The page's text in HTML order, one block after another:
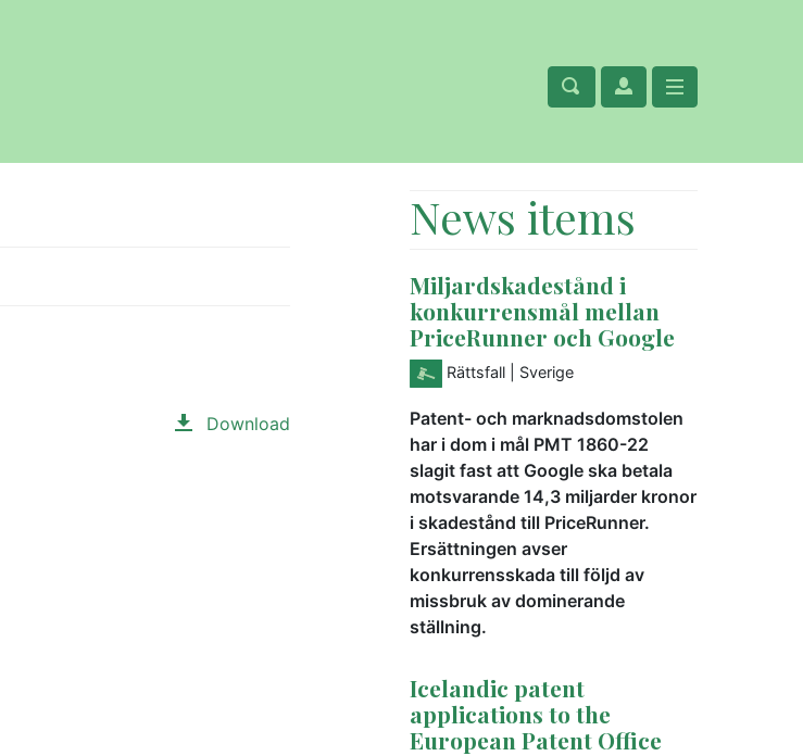
Download
News items
Miljardskadestånd i
konkurrensmål mellan
PriceRunner och Google
Rättsfall | Sverige
Patent- och marknadsdomstolen
har i dom i mål PMT 1860-22
slagit fast att Google ska betala
motsvarande 14,3 miljarder kronor
i skadestånd till PriceRunner.
Ersättningen avser
konkurrensskada till följd av
missbruk av dominerande
ställning.
Icelandic patent
applications to the
European Patent Office